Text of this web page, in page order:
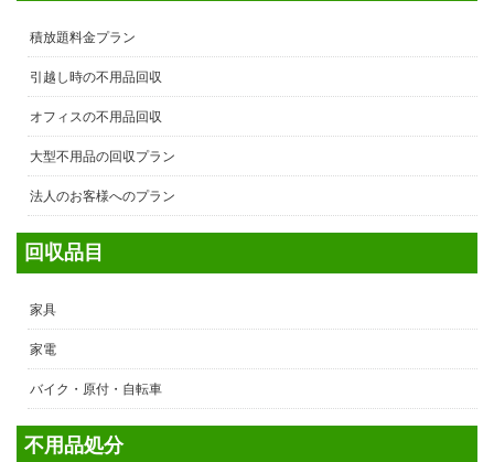
積放題料金プラン
引越し時の不用品回収
オフィスの不用品回収
大型不用品の回収プラン
法人のお客様へのプラン
回収品目
家具
家電
バイク・原付・自転車
不用品処分